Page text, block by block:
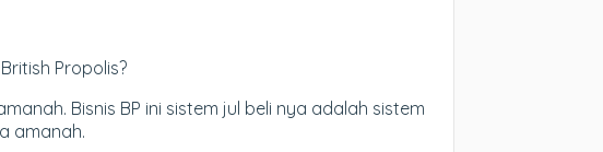
Propolis?
Bisnis BP ini sistem jul beli nya adalah sistem
amanah.